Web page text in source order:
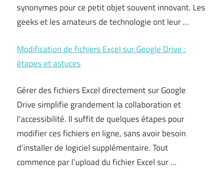
synonymes pour ce petit objet souvent innovant. Les
geeks et les amateurs de technologie ont leur …
Modification de fichiers Excel sur Google Drive :
étapes et astuces
Gérer des fichiers Excel directement sur Google
Drive simplifie grandement la collaboration et
l’accessibilité. Il suffit de quelques étapes pour
modifier ces fichiers en ligne, sans avoir besoin
d’installer de logiciel supplémentaire. Tout
commence par l’upload du fichier Excel sur …